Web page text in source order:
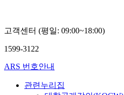
고객센터 (평일: 09:00~18:00)
1599-3122
ARS 번호안내
관련누리집